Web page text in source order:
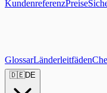
KundenreferenzPreise
GlossarLänderleitfäden
🇩🇪DE